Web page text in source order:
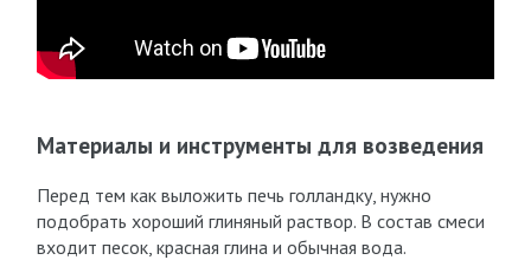
Материалы и инструменты для возведения
Перед тем как выложить печь голландку, нужно
подобрать хороший глиняный раствор. В состав смеси
входит песок, красная глина и обычная вода.